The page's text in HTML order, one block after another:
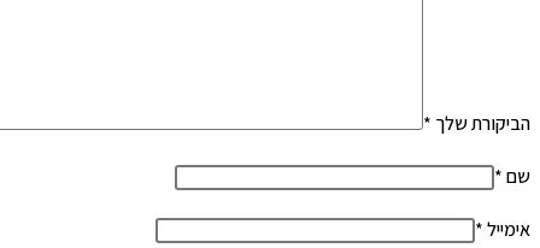
הביקורת שלך*
שם*
אימייל*